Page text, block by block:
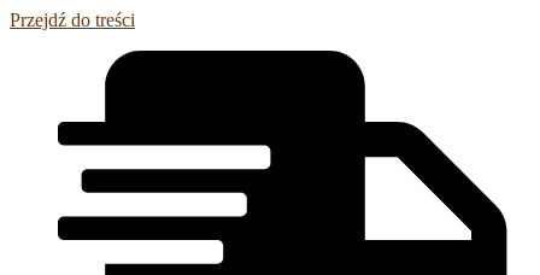
Przejdź do treści